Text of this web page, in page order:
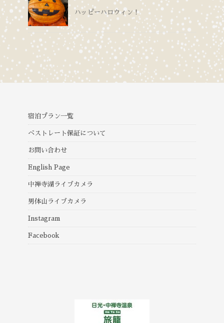
ハッピーハロウィン！
宿泊プラン一覧
ベストレート保証について
お問い合わせ
English Page
中禅寺湖ライブカメラ
男体山ライブカメラ
Instagram
Facebook